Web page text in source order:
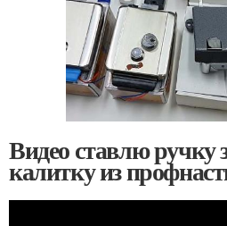
Видео ставлю ручку
калитку из